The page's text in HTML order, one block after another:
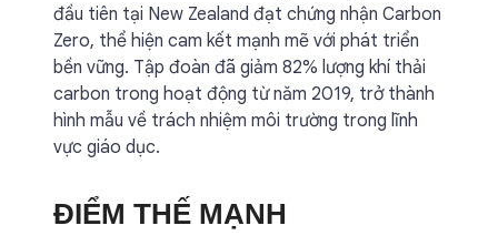
đầu tiên tại New Zealand đạt chứng nhận Carbon
Zero, thể hiện cam kết mạnh mẽ với phát triển
bền vững. Tập đoàn đã giảm 82% lượng khí thải
carbon trong hoạt động từ năm 2019, trở thành
hình mẫu về trách nhiệm môi trường trong lĩnh
vực giáo dục.
ĐIỂM THẾ MẠNH